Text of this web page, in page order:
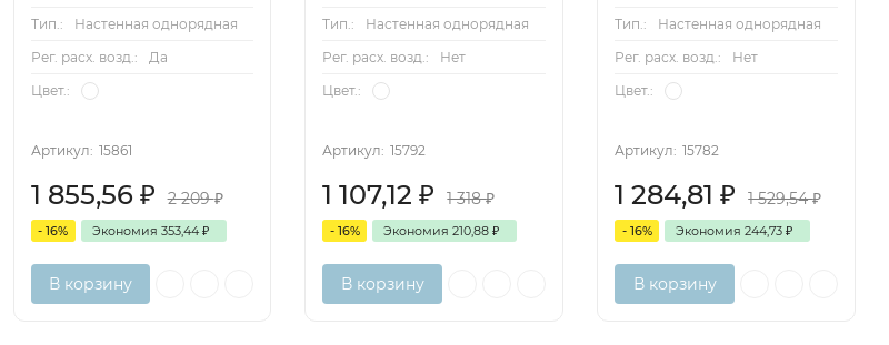
Тип.:
Настенная однорядная
Рег. расх. возд.:
Да
Цвет.:
Артикул: 15861
1 855,56 ₽ 2 209₽
- 16% Экономия 353,44 ₽
В корзину
Тип.:
Настенная однорядная
Рег. расх. возд.:
Нет
Цвет.:
Артикул: 15792
1 107,12₽ 1 318₽
- 16% Экономия210,88₽
В корзину
Тип.:
Настенная однорядная
Рег. расх. возд.:
Нет
Цвет.:
Артикул: 15782
1 284,81₽ 1 529,54₽
- 16% Экономия244,73₽
В корзину